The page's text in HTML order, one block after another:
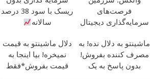
فرصت‌های
سرمایه‌گذاری دیجیتال
ریسک با سود 38 درصد
سالانه
ماشینتو به دلال نده! به
مصرف کننده بفروش!
بدون پاسخ به یک
دلال ماشینتو به قیمت
نمیخره! بیا اینجا به
قیمت بفروش*فقط